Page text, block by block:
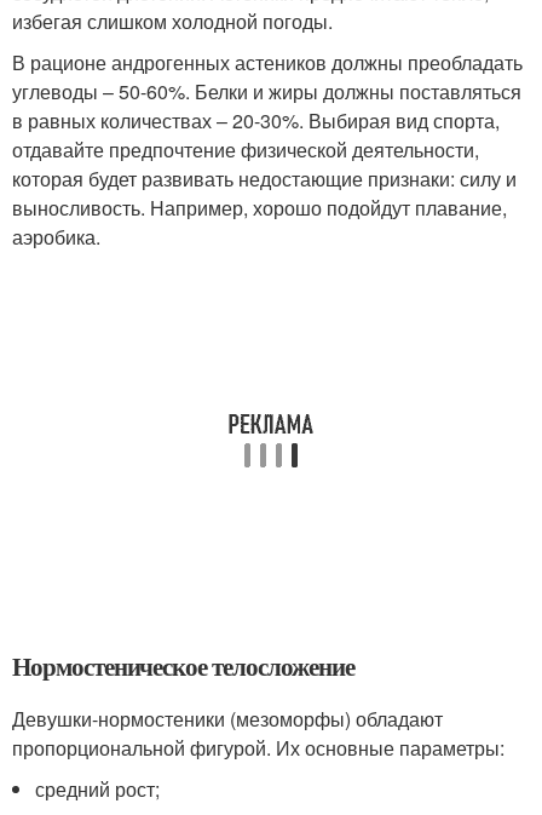
избегая слишком холодной погоды.
В рационе андрогенных астеников должны преобладать
углеводы – 50-60%. Белки и жиры должны поставляться
в равных количествах – 20-30%. Выбирая вид спорта,
отдавайте предпочтение физической деятельности,
которая будет развивать недостающие признаки: силу и
выносливость. Например, хорошо подойдут плавание,
аэробика.
Нормостеническое телосложение
Девушки-нормостеники (мезоморфы) обладают
пропорциональной фигурой. Их основные параметры:
средний рост;